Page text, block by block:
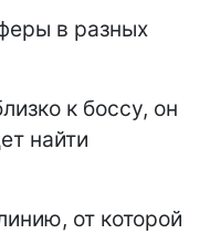
в разных
к боссу, он
найти
от которой